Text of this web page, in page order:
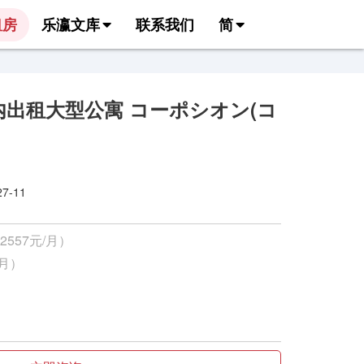
乐瀛文库 联系我们 简
租大型公寓 コーポシオン(コ
11
元/月）